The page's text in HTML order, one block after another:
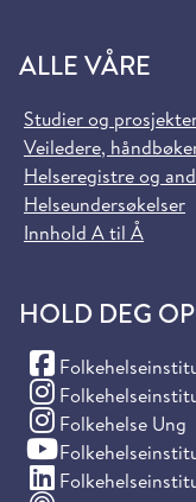
ALLE VÅRE
Studier og
Veiledere,
Helseregistre og
Helseundersøkelser
Innhold A til Å
HOLD DEG
(Facebook)
(Instagram)
Folkehelse Ung
(Instagram)
(YouTube)
(LinkedIn)